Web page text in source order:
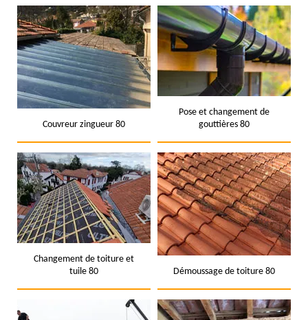
Couvreur zingueur 80
Pose et changement de
gouttières 80
Changement de toiture et
tuile 80
Démoussage de toiture 80